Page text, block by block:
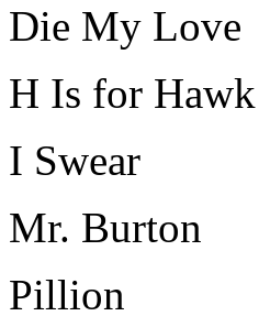
Die My Love
H Is for Hawk
I Swear
Mr. Burton
Pillion